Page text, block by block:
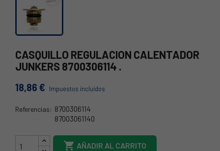
CASQUILLO REGULACION CALENTADOR
JUNKERS 8700306114 .
18,86 € Impuestos incluidos
Referencias: 8700306114
87003061140
 AÑADIR AL CARRITO